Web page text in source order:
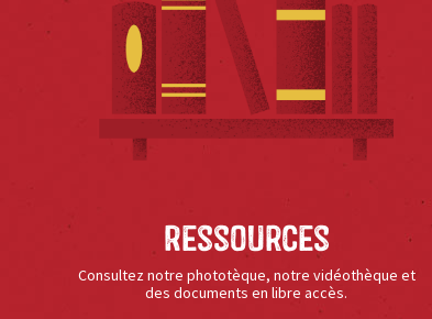
Ressources
Consultez notre phototèque, notre vidéothèque et
des documents en libre accès.